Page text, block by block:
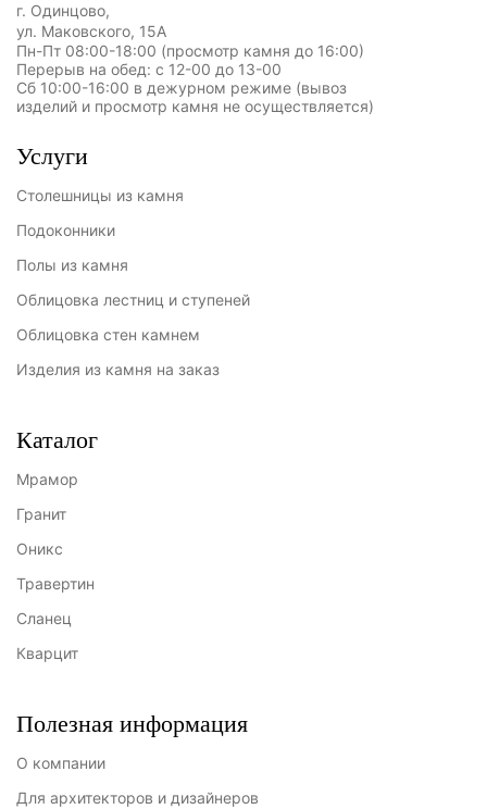
г. Одинцово,
ул. Маковского, 15А
Пн-Пт 08:00-18:00 (просмотр камня до 16:00)
Перерыв на обед: с 12-00 до 13-00
Сб 10:00-16:00 в дежурном режиме (вывоз
изделий и просмотр камня не осуществляется)
Услуги
Столешницы из камня
Подоконники
Полы из камня
Облицовка лестниц и ступеней
Облицовка стен камнем
Изделия из камня на заказ
Каталог
Мрамор
Гранит
Оникс
Травертин
Сланец
Кварцит
Полезная информация
О компании
Для архитекторов и дизайнеров